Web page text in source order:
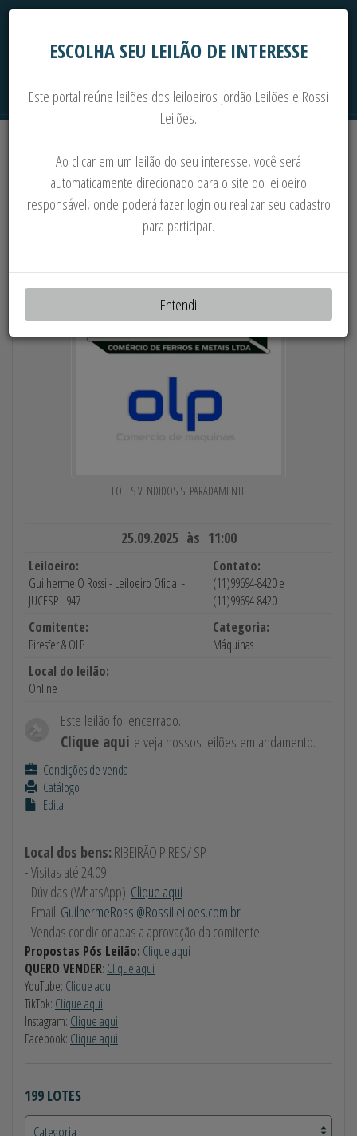
Imoveis Máquinas Sucata
PRENSAS, MOTORES, TORNOS, SERRAS,
BOMBAS, MISTURADORES, ETC
LOTES VENDIDOS SEPARADAMENTE
25.09.2025 às 11:00
Leiloeiro:
Guilherme O Rossi - Leiloeiro Oficial -
JUCESP - 947
Contato:
(11)99694-8420 e
(11)99694-8420
Comitente:
Piresfer & OLP
Categoria:
Máquinas
Local do leilão:
Online
Este leilão foi encerrado.
Clique aqui e veja nossos leilões em andamento.
Condições de venda
Catálogo
Edital
Local dos bens:RIBEIRÃO PIRES/ SP
- Visitas até 24.09
- Dúvidas (WhatsApp): Clique aqui
- Email: GuilhermeRossi@RossiLeiloes.com.br
- Vendas condicionadas a aprovação da comitente.
Propostas Pós Leilão: Clique aqui
QUERO VENDER: Clique aqui
YouTube: Clique aqui
TikTok: Clique aqui
Instagram: Clique aqui
Facebook: Clique aqui
199 LOTES
ESCOLHA SEU LEILÃO DE INTERESSE
Este portal reúne leilões dos leiloeiros Jordão Leilões e Rossi
Leilões.
Ao clicar em um leilão do seu interesse, você será
automaticamente direcionado para o site do leiloeiro
responsável, onde poderá fazer login ou realizar seu cadastro
para participar.
Entendi